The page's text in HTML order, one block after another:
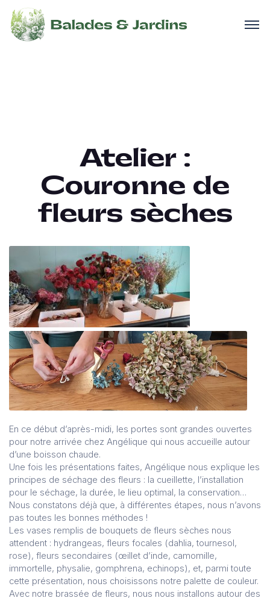
Atelier :
Couronne de
fleurs sèches
En ce début d’après-midi, les portes sont grandes ouvertes
pour notre arrivée chez Angélique qui nous accueille autour
d’une boisson chaude.
Une fois les présentations faites, Angélique nous explique les
principes de séchage des fleurs : la cueillette, l’installation
pour le séchage, la durée, le lieu optimal, la conservation…
Nous constatons déjà que, à différentes étapes, nous n’avons
pas toutes les bonnes méthodes !
Les vases remplis de bouquets de fleurs sèches nous
attendent : hydrangeas, fleurs focales (dahlia, tournesol,
rose), fleurs secondaires (œillet d’inde, camomille,
immortelle, physalie, gomphrena, echinops), et, parmi toute
cette présentation, nous choisissons notre palette de couleur.
Avec notre brassée de fleurs, nous nous installons autour des